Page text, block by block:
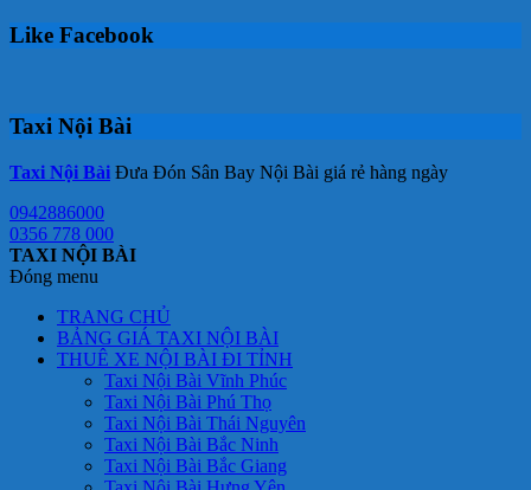
Like Facebook
Taxi Nội Bài
Taxi Nội Bài Đưa Đón Sân Bay Nội Bài giá rẻ hàng ngày
0942886000
0356 778 000
TAXI NỘI BÀI
Đóng menu
TRANG CHỦ
BẢNG GIÁ TAXI NỘI BÀI
THUÊ XE NỘI BÀI ĐI TỈNH
Taxi Nội Bài Vĩnh Phúc
Taxi Nội Bài Phú Thọ
Taxi Nội Bài Thái Nguyên
Taxi Nội Bài Bắc Ninh
Taxi Nội Bài Bắc Giang